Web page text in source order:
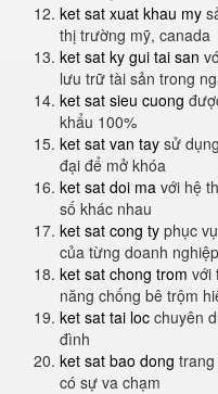
ket sat xuat khau my
thị trường mỹ, canada
ket sat ky gui tai san
lưu trữ tài sản trong
ket sat sieu cuong
khẩu 100%
ket sat van tay sử
đại để mở khóa
ket sat doi ma với hệ
số khác nhau
ket sat cong ty phục
của từng doanh nghiệp
ket sat chong trom với
năng chống bê trộm
ket sat tai loc chuyên
đình
ket sat bao dong
có sự va chạm